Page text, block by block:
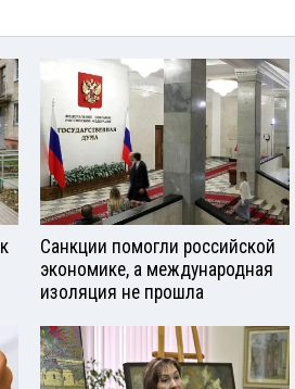
Санкции помогли российской
экономике, а международная
изоляция не прошла